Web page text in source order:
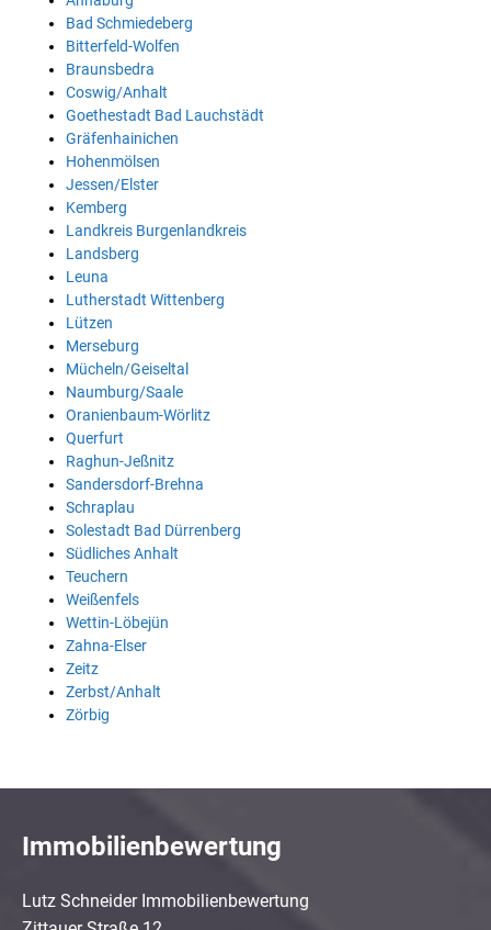
Bad Schmiedeberg
Bitterfeld-Wolfen
Braunsbedra
Coswig/Anhalt
Goethestadt Bad Lauchstädt
Gräfenhainichen
Hohenmölsen
Jessen/Elster
Kemberg
Landkreis Burgenlandkreis
Landsberg
Leuna
Lutherstadt Wittenberg
Lützen
Merseburg
Mücheln/Geiseltal
Naumburg/Saale
Oranienbaum-Wörlitz
Querfurt
Raghun-Jeßnitz
Sandersdorf-Brehna
Schraplau
Solestadt Bad Dürrenberg
Südliches Anhalt
Teuchern
Weißenfels
Wettin-Löbejün
Zahna-Elser
Zeitz
Zerbst/Anhalt
Zörbig
Immobilienbewertung
Lutz Schneider Immobilienbewertung